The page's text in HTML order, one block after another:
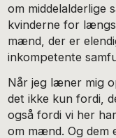
om middelalderlige
kvinderne for
mænd, der er
inkompetente
Når jeg læner mig
det ikke kun fordi,
også fordi vi her
om mænd. Og dem